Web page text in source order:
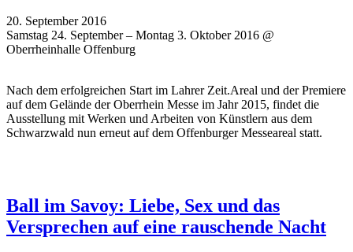
20. September 2016
Samstag 24. September – Montag 3. Oktober 2016 @
Oberrheinhalle Offenburg
Nach dem erfolgreichen Start im Lahrer Zeit.Areal und der Premiere
auf dem Gelände der Oberrhein Messe im Jahr 2015, findet die
Ausstellung mit Werken und Arbeiten von Künstlern aus dem
Schwarzwald nun erneut auf dem Offenburger Messeareal statt.
Ball im Savoy: Liebe, Sex und das
Versprechen auf eine rauschende Nacht